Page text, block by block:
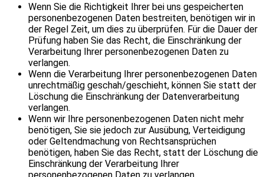
Wenn Sie die Richtigkeit Ihrer bei uns gespeicherten
personenbezogenen Daten bestreiten, benötigen wir in
der Regel Zeit, um dies zu überprüfen. Für die Dauer der
Prüfung haben Sie das Recht, die Einschränkung der
Verarbeitung Ihrer personenbezogenen Daten zu
verlangen.
Wenn die Verarbeitung Ihrer personenbezogenen Daten
unrechtmäßig geschah/geschieht, können Sie statt der
Löschung die Einschränkung der Datenverarbeitung
verlangen.
Wenn wir Ihre personenbezogenen Daten nicht mehr
benötigen, Sie sie jedoch zur Ausübung, Verteidigung
oder Geltendmachung von Rechtsansprüchen
benötigen, haben Sie das Recht, statt der Löschung die
Einschränkung der Verarbeitung Ihrer
personenbezogenen Daten zu verlangen.